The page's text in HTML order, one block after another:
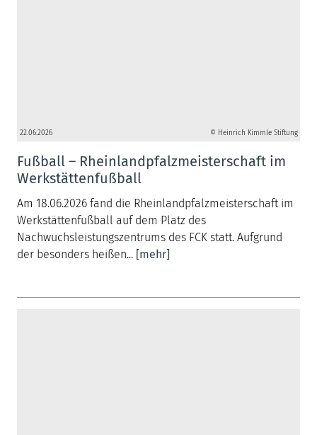
22.06.2026 © Heinrich Kimmle Stiftung
Fußball – Rheinlandpfalzmeisterschaft im
Werkstättenfußball
Am 18.06.2026 fand die Rheinlandpfalzmeisterschaft im
Werkstättenfußball auf dem Platz des
Nachwuchsleistungszentrums des FCK statt. Aufgrund
der besonders heißen... [mehr]